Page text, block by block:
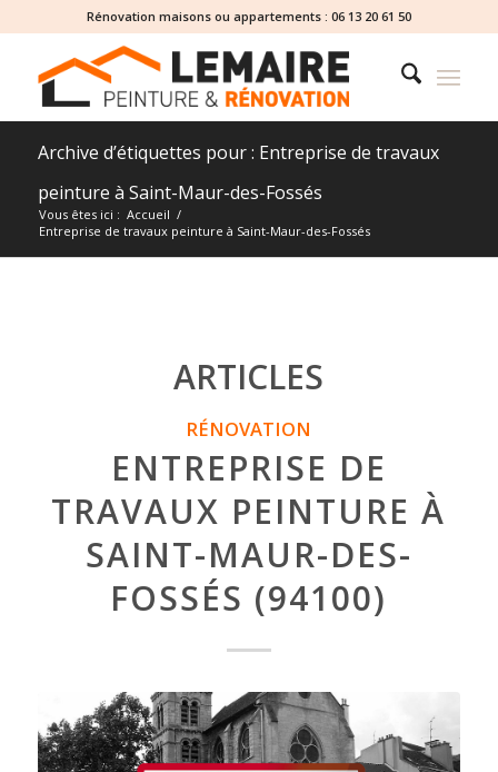
Rénovation maisons ou appartements : 06 13 20 61 50
Archive d’étiquettes pour : Entreprise de travaux
peinture à Saint-Maur-des-Fossés
Vous êtes ici : Accueil /
Entreprise de travaux peinture à Saint-Maur-des-Fossés
ARTICLES
RÉNOVATION
ENTREPRISE DE
TRAVAUX PEINTURE À
SAINT-MAUR-DES-
FOSSÉS (94100)